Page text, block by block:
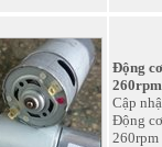
Động
260rpm
Cập
Động
260rpm